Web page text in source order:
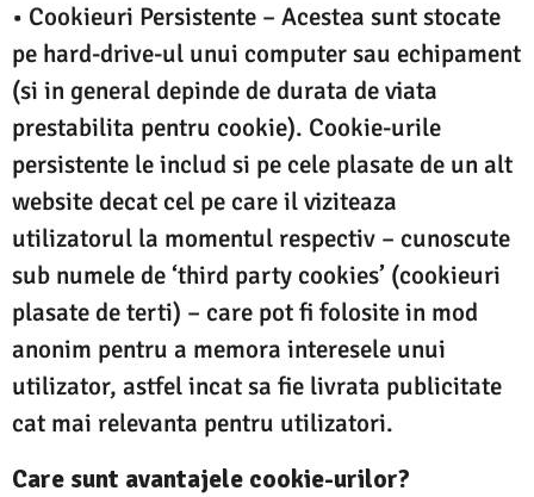
• Cookieuri Persistente – Acestea sunt stocate
pe hard-drive-ul unui computer sau echipament
(si in general depinde de durata de viata
prestabilita pentru cookie). Cookie-urile
persistente le includ si pe cele plasate de un alt
website decat cel pe care il viziteaza
utilizatorul la momentul respectiv – cunoscute
sub numele de ‘third party cookies’ (cookieuri
plasate de terti) – care pot fi folosite in mod
anonim pentru a memora interesele unui
utilizator, astfel incat sa fie livrata publicitate
cat mai relevanta pentru utilizatori.
Care sunt avantajele cookie-urilor?